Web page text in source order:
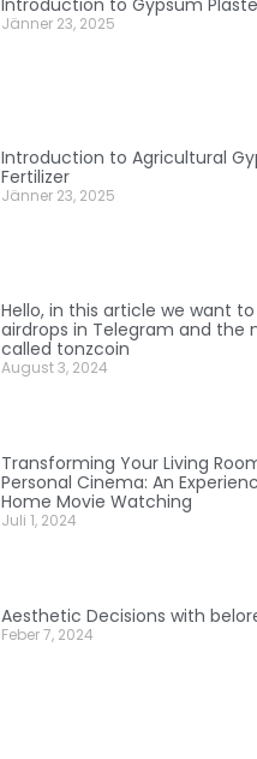
Introduction to Gypsum
Jänner 23, 2025
Introduction to Agricultural
Fertilizer
Jänner 23, 2025
Hello, in this article we want
airdrops in Telegram and the
called tonzcoin
August 3, 2024
Transforming Your Living
Personal Cinema: An
Home Movie Watching
Juli 1, 2024
Aesthetic Decisions with
Feber 7, 2024